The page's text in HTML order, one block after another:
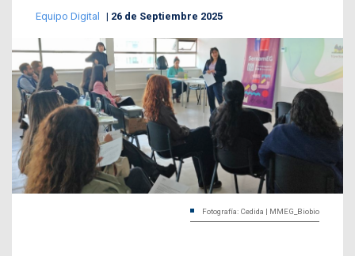
Equipo Digital 26 de Septiembre 2025
Fotografía: Cedida | MMEG_Biobio